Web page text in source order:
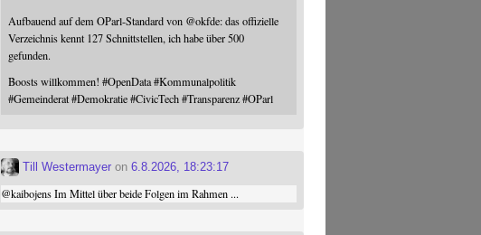
Aufbauend auf dem OParl-Standard von @okfde: das offizielle
Verzeichnis kennt 127 Schnittstellen, ich habe über 500
gefunden.
Boosts willkommen!#OpenData #Kommunalpolitik
#Gemeinderat #Demokratie #CivicTech #Transparenz #OParl
Till Westermayer on6.8.2026, 18:23:17
@kaibojensIm Mittel über beide Folgen im Rahmen ...